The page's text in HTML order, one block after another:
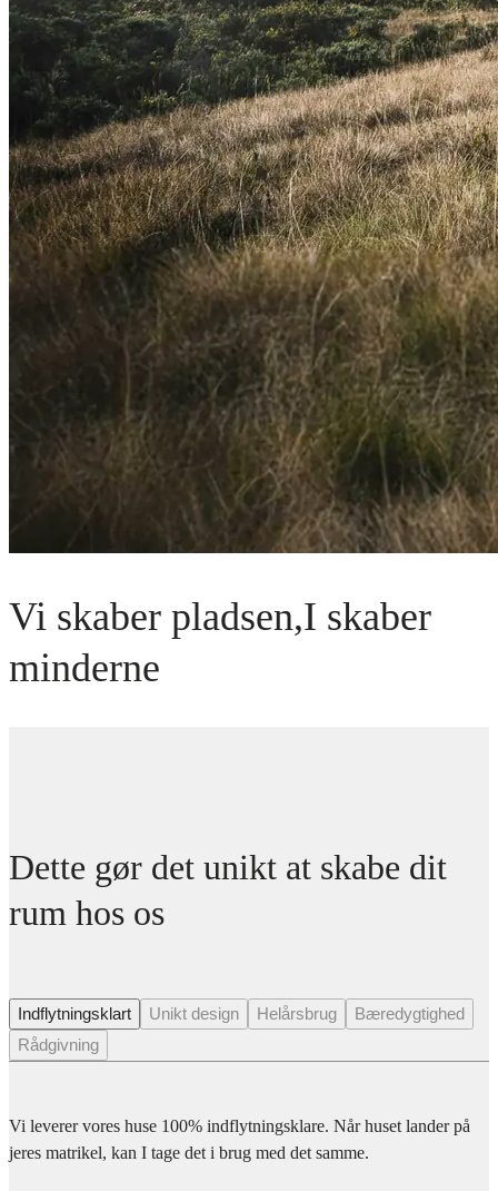
Vi skaber pladsen,I skaber
minderne
Dette gør det unikt at skabe dit
rum hos os
Indflytningsklart Unikt design Helårsbrug
Bæredygtighed
Rådgivning
Vi leverer vores huse 100% indflytningsklare. Når huset lander på
jeres matrikel, kan I tage det i brug med det samme.